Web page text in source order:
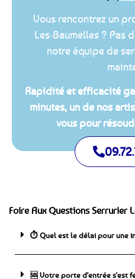
Vous rencontrez un
Les-Baumelles ? Pas
notre équipe de
Rapidité et efficacité
minutes, un de nos
vous pour
Foire Aux Questions Serrurier
⏱️ Quel est le délai pour une
🆘 ️Votre porte d'entrée s'est